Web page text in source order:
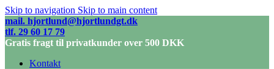
Skip to navigation Skip to main content
mail. hjortlund@hjortlundgt.dk
tlf. 29 60 17 79
Gratis fragt til privatkunder over 500 DKK
Kontakt